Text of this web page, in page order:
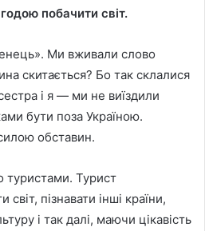
побачити свiт.
Ми вживали слово
скитається? Бо так склалися
i я — ми не виїздили
бути поза Україною.
обставин.
туристами. Турист
свiт, пiзнавати iншi країни,
i так далi, маючи цiкавiсть